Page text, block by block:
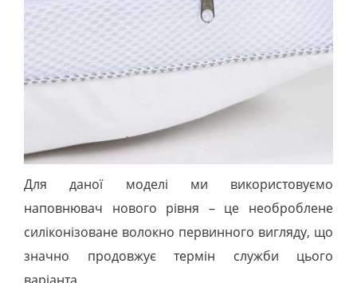
Для даної моделі ми використовуємо
наповнювач нового рівня – це необроблене
силіконізоване волокно первинного вигляду, що
значно продовжує термін служби цього